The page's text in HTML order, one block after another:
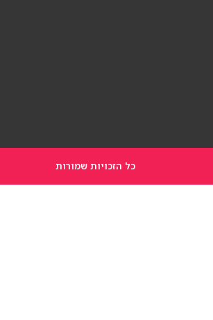
כל הזכויות שמורות